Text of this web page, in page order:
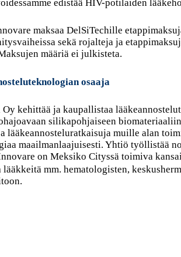
edistää HIV-potilaiden
maksaa DelSiTechille
sekä rojalteja ja
määriä ei julkisteta.
osaaja
kehittää ja kaupallistaa
silikapohjaiseen
lääkeannosteluratkaisuja muille alan
maailmanlaajuisesti. Yhtiö työllistää
on Meksiko Cityssä toimiva
mm. hematologisten,